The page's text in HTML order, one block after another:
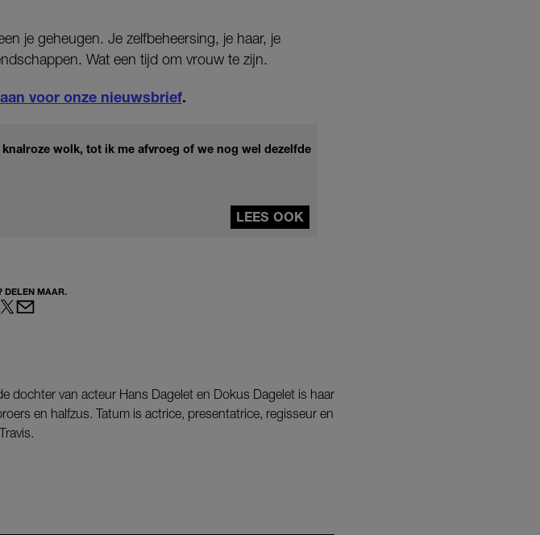
je geheugen. Je zelfbeheersing, je haar, je
Wat een tijd om vrouw te zijn.
voor onze nieuwsbrief.
wolk, tot ik me afvroeg of we nog wel dezelfde
LEES OOK
DELEN MAAR.
dochter van acteur Hans Dagelet en Dokus Dagelet is haar
en halfzus. Tatum is actrice, presentatrice, regisseur en